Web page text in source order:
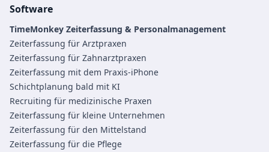
Software
TimeMonkey Zeiterfassung & Personalmanagement
Zeiterfassung für Arztpraxen
Zeiterfassung für Zahnarztpraxen
Zeiterfassung mit dem Praxis-iPhone
Schichtplanung bald mit KI
Recruiting für medizinische Praxen
Zeiterfassung für kleine Unternehmen
Zeiterfassung für den Mittelstand
Zeiterfassung für die Pflege